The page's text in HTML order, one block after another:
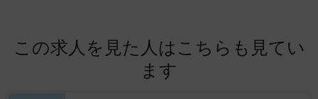
この求人を見た人はこちらも見てい
ます